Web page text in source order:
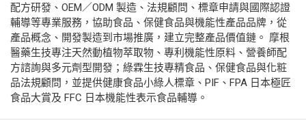
配方研發、OEM／ODM 製造、法規顧問、標章申請與國際認證
輔導等專業服務，協助食品、保健食品與機能性產品品牌，從
產品概念、開發製造到市場推廣，建立完整產品價值鏈。 摩根
醫藥生技專注天然動植物萃取物、專利機能性原料、營養師配
方諮詢與多元劑型開發；綠霖生技專精食品、保健食品與化粧
品法規顧問，並提供健康食品小綠人標章、PIF、FPA 日本極匠
食品大賞及 FFC 日本機能性表示食品輔導。